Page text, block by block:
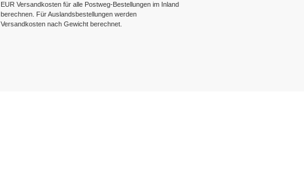
EUR Versandkosten für alle Postweg-Bestellungen im Inland
berechnen. Für Auslandsbestellungen werden
Versandkosten nach Gewicht berechnet.